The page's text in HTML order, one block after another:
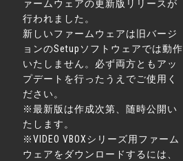
ァームウェアの更新版リリースが
行われました。
新しいファームウェアは旧バージ
ョンのSetupソフトウェアでは動作
いたしません。必ず両方ともアッ
プデートを行ったうえでご使用く
ださい。
※最新版は作成次第、随時公開い
たします。
※VIDEO VBOXシリーズ用ファーム
ウェアをダウンロードするには、